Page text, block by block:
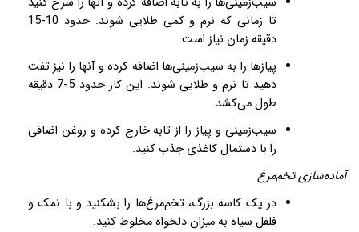
تا زمانی که نرم و کمی طلایی شوند. حدود 10-15
دقیقه زمان نیاز است.
پیازها را به سیب‌زمینی‌ها اضافه کرده و آنها را نیز تفت
دهید تا نرم و طلایی شوند. این کار حدود 5-7 دقیقه
طول می‌کشد.
سیب‌زمینی و پیاز را از تابه خارج کرده و روغن اضافی
را با دستمال کاغذی جذب کنید.
آماده‌سازی تخم‌مرغ
در یک کاسه بزرگ، تخم‌مرغ‌ها را بشکنید و با نمک و
فلفل سیاه به میزان دلخواه مخلوط کنید.